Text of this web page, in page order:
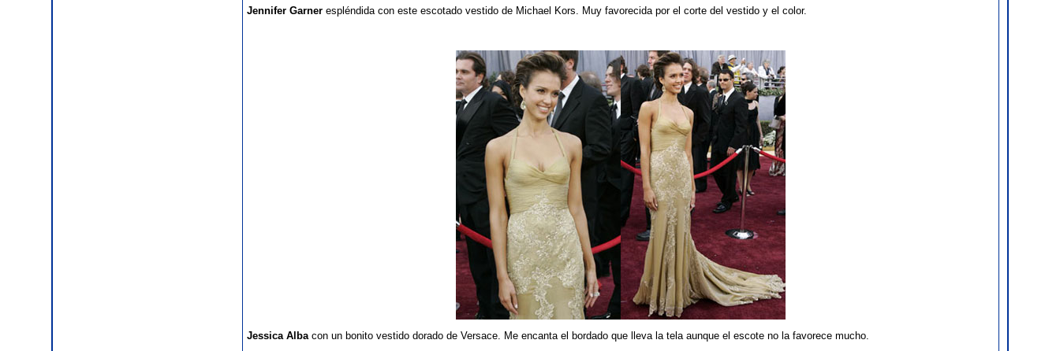
Jennifer Garner espléndida con este escotado vestido de Michael Kors. Muy favorecida por el corte del vestido y el color.
Jessica Albacon un bonito vestido dorado de Versace. Me encanta el bordado que lleva la tela aunque el escote no la favorece mucho.